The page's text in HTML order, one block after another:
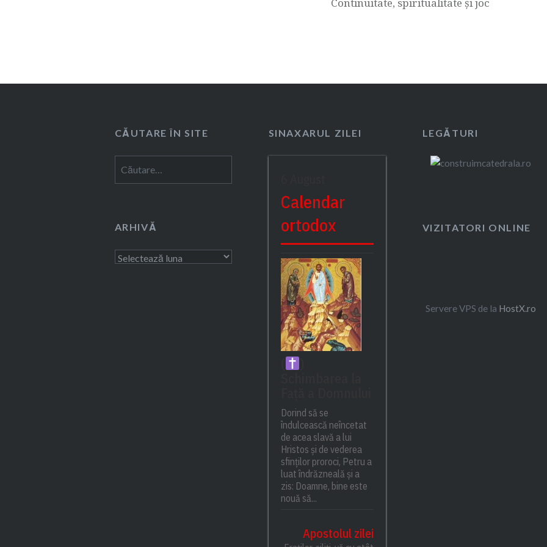
CĂUTARE ÎN SITE
după:
SINAXARUL ZILEI
Calendar
ortodox
Dorind să se
îndulcească neîncetat
de acea slavă a lui
Hristos și de vederea
sfinților proroci, Petru a
luat îndrăzneală și a
zis: Doamne, bine este
nouă să...
Apostolul zilei
LEGĂTURI
ARHIVĂ
Arhivă
VIZITATORI ONLINE
Servere VPS de la HostX.ro